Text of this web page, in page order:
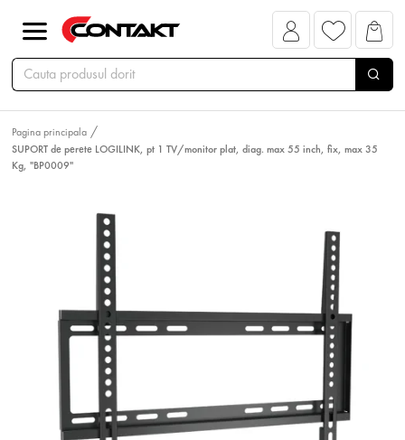
Pagina principala
SUPORT de perete LOGILINK, pt 1 TV/monitor plat, diag. max 55 inch, fix, max 35
Kg, "BP0009"